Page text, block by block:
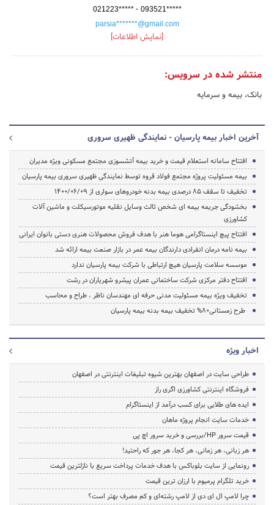
021223***** - 093521*****
parsia*******@gmail.com
[نمایش اطلاعات]
منتشر شده در سرویس:
بانک، بیمه و سرمایه
آخرین اخبار بیمه پارسیان - نمایندگی ظهیری سروری
افتتاح سامانه استعلام قیمت و خرید بیمه آتشسوزی مجتمع مسکونی ویژه مدیران
بیمه مسئولیت پروژه مجتمع فولاد قروه توسط نمایندگی ظهیری سروری بیمه پارسیان
تخفیف‌ تا سقف 85 درصدی بیمه بدنه خودروهای سواری از 1400/06/09
بخشودگی جریمه بیمه ای شخص ثالث وسایل نقلیه موتورسیکلت و ماشین آلات
کشاورزی
افتتاح پیچ اینستاگرامی هوما هنر با هدف فروش محصولات هنری دستی بانوان ایرانی
بیمه نامه درمان انفرادی دارندگان بیمه عمر در بازار صنعت بیمه ارائه شد
موسسه سلامت پارسیان هیچ ارتباطی با شرکت بیمه پارسیان ندارد
افتتاح دفتر مرکزی شرکت ساختمانی عمران پیشرو شهریاران در رشت
تخفیف‌ ویژه بیمه مسئولیت مدنی حرفه ای مهندسان ناظر ، طراح و محاسب
طرح زمستانی80% تخفیف بیمه بدنه بیمه پارسیان
اخبار ویژه
طراحی سایت در اصفهان بهترین شیوه تبلیغات اینترنتی در اصفهان
فروشگاه اینترنتی کشاورزی اگری راز
ایده های طلایی برای کسب درآمد از اینستاگرام
خدمات سایت انجام پروژه ماهان
قیمت سرور HP/بررسی و خرید سرور اچ پی
هر زبانی، هر زمانی، هر کجا، هر جور که راحتید!
رونمایی از سایت بلوباکس با هدف خدمات پرداخت سریع با نازلترین قیمت
خرید تلگرام پرمیوم با ارزان ترین قیمت
چرا لامپ ال ای دی از لامپ رشته‌ای و کم مصرف بهتر است؟